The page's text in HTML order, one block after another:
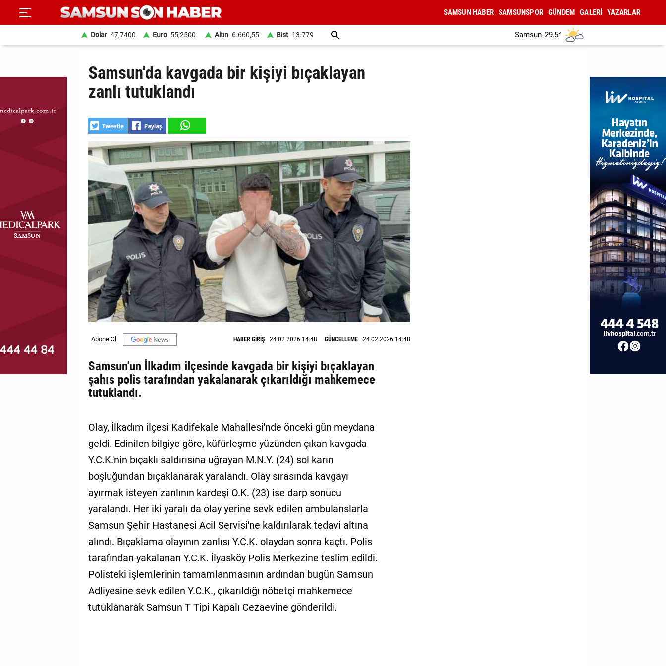
SAYFA
HABER
DÜNYA
MAGAZİN
Künye
İletişim
SAMSUN HABER SAMSUNSPOR GÜNDEM GALERİ YAZARLAR
Dolar 47,7400 Euro 55,2500 Altın 6.660,55 Bist 13.779 Samsun 29.5°
Samsun'da kavgada bir kişiyi bıçaklayan
zanlı tutuklandı
HABER GİRİŞ 24 02 2026 14:48 GÜNCELLEME 24 02 2026 14:48
Samsun'un İlkadım ilçesinde kavgada bir kişiyi bıçaklayan
şahıs polis tarafından yakalanarak çıkarıldığı mahkemece
tutuklandı.
Olay, İlkadım ilçesi Kadifekale Mahallesi'nde önceki gün meydana
geldi. Edinilen bilgiye göre, küfürleşme yüzünden çıkan kavgada
Y.C.K.'nin bıçaklı saldırısına uğrayan M.N.Y. (24) sol karın
boşluğundan bıçaklanarak yaralandı. Olay sırasında kavgayı
ayırmak isteyen zanlının kardeşi O.K. (23) ise darp sonucu
yaralandı. Her iki yaralı da olay yerine sevk edilen ambulanslarla
Samsun Şehir Hastanesi Acil Servisi'ne kaldırılarak tedavi altına
alındı. Bıçaklama olayının zanlısı Y.C.K. olaydan sonra kaçtı. Polis
tarafından yakalanan Y.C.K. İlyasköy Polis Merkezine teslim edildi.
Polisteki işlemlerinin tamamlanmasının ardından bugün Samsun
Adliyesine sevk edilen Y.C.K., çıkarıldığı nöbetçi mahkemece
tutuklanarak Samsun T Tipi Kapalı Cezaevine gönderildi.